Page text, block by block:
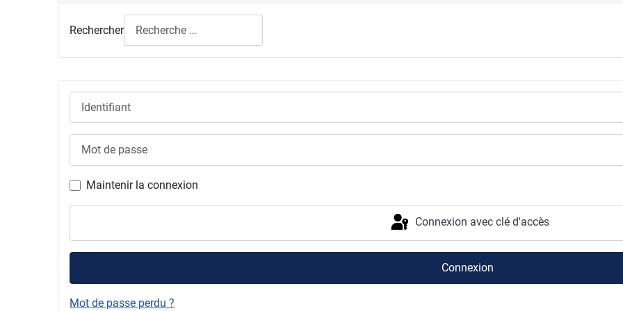
Maintenir la connexion
Connexion avec clé d'accès
Connexion
Mot de passe perdu ?
Rechercher